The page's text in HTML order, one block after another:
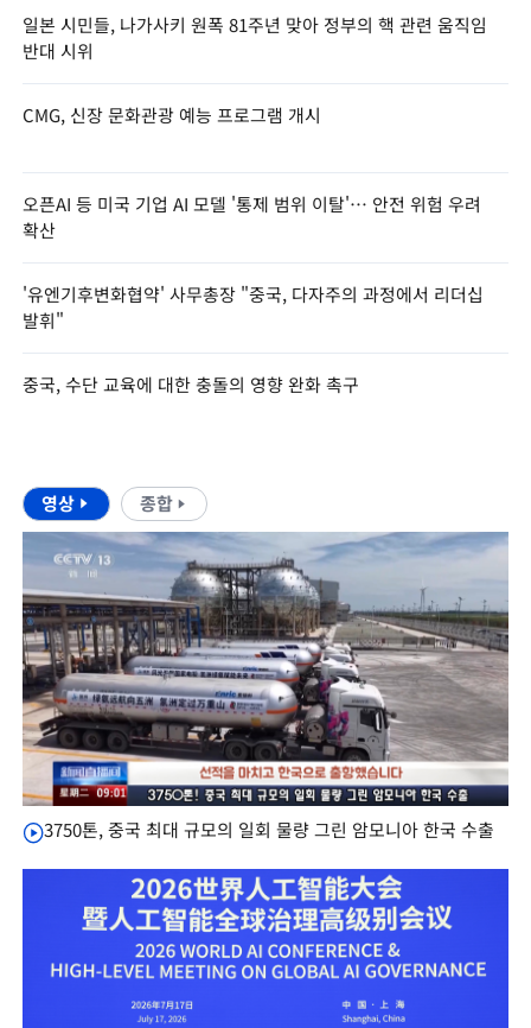
일본 시민들, 나가사키 원폭 81주년 맞아 정부의 핵 관련 움직임
반대 시위
CMG, 신장 문화관광 예능 프로그램 개시
오픈AI 등 미국 기업 AI 모델 '통제 범위 이탈'… 안전 위험 우려
확산
'유엔기후변화협약' 사무총장 "중국, 다자주의 과정에서 리더십
발휘"
중국, 수단 교육에 대한 충돌의 영향 완화 촉구
영상 종합
3750톤, 중국 최대 규모의 일회 물량 그린 암모니아 한국 수출